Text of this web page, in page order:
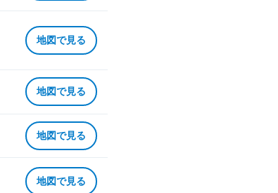
地図で見る
地図で見る
地図で見る
地図で見る